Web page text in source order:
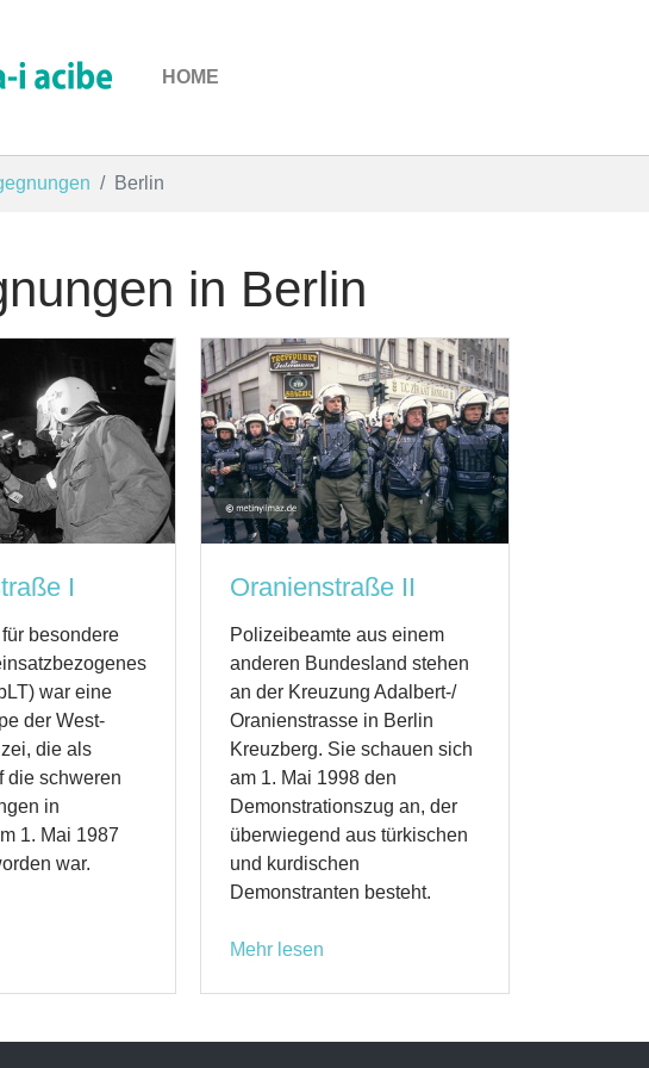
HOME
Berlin
in Berlin
I
besondere
war eine
der West-
die als
die schweren
in
1. Mai 1987
war.
Oranienstraße II
Polizeibeamte aus einem
anderen Bundesland stehen
an der Kreuzung Adalbert-/
Oranienstrasse in Berlin
Kreuzberg. Sie schauen sich
am 1. Mai 1998 den
Demonstrationszug an, der
überwiegend aus türkischen
und kurdischen
Demonstranten besteht.
Mehr lesen